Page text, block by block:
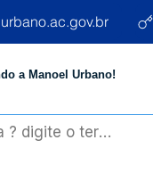
a Manoel Urbano!